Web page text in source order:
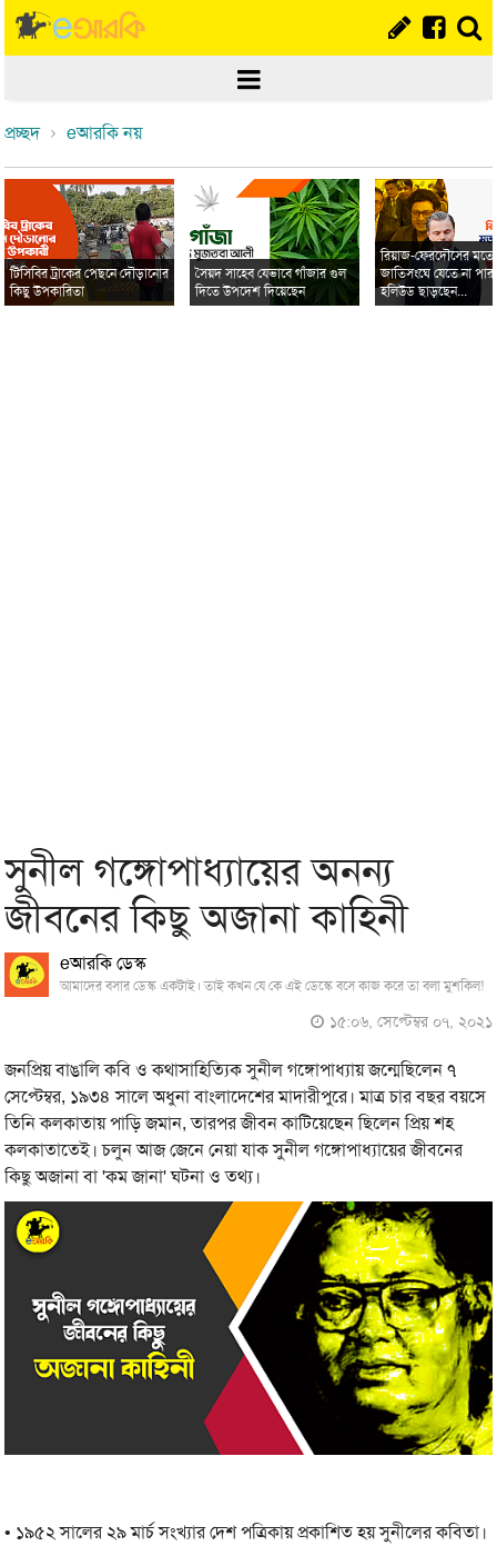
প্রচ্ছদ eআরকি নয়
টিসিবির ট্রাকের পেছনে দৌড়ানোর
কিছু উপকারিতা
সৈয়দ সাহেব যেভাবে গাঁজার গুল
দিতে উপদেশ দিয়েছেন
রিয়াজ-ফেরদৌসের মতো
জাতিসংঘে যেতে না
হলিউড ছাড়ছেন...
সুনীল গঙ্গোপাধ্যায়ের অনন্য
জীবনের কিছু অজানা কাহিনী
eআরকি ডেস্ক
আমাদের বসার ডেস্ক একটাই। তাই কখন যে কে এই ডেস্কে বসে কাজ করে তা বলা মুশকিল!
১৫:০৬, সেপ্টেম্বর ০৭, ২০২১
জনপ্রিয় বাঙালি কবি ও কথাসাহিত্যিক সুনীল গঙ্গোপাধ্যায় জন্মেছিলেন ৭
সেপ্টেম্বর, ১৯৩৪ সালে অধুনা বাংলাদেশের মাদারীপুরে। মাত্র চার বছর বয়সে
তিনি কলকাতায় পাড়ি জমান, তারপর জীবন কাটিয়েছেন ছিলেন প্রিয় শহ
কলকাতাতেই। চলুন আজ জেনে নেয়া যাক সুনীল গঙ্গোপাধ্যায়ের জীবনের
কিছু অজানা বা 'কম জানা' ঘটনা ও তথ্য।
• ১৯৫২ সালের ২৯ মার্চ সংখ্যার দেশ পত্রিকায় প্রকাশিত হয় সুনীলের কবিতা।